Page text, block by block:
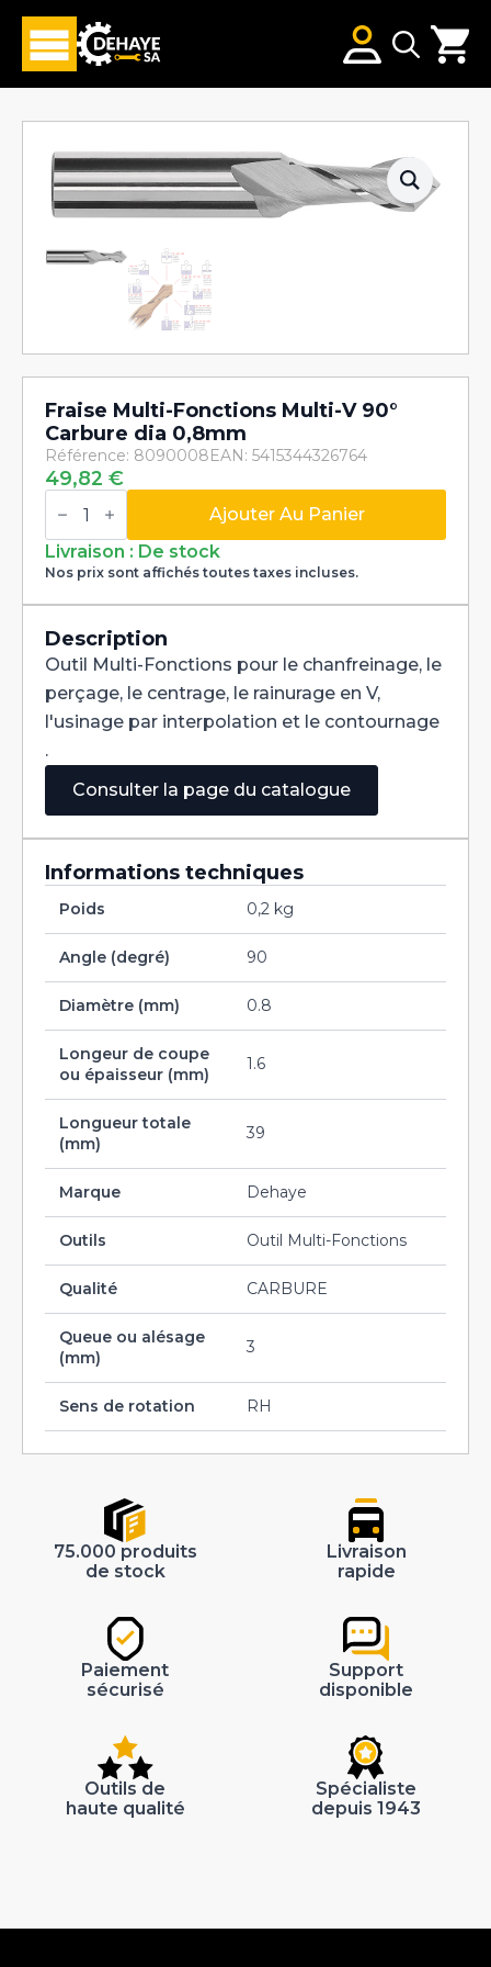
Fraise Multi-Fonctions Multi-V 90°
Carbure dia 0,8mm
Référence: 8090008EAN: 5415344326764
49,82 €
quantité
de
Multi-
Fonctions
Multi-
V
Carbure
dia
0,8mm
Ajouter Au Panier
Livraison : De stock
Nos prix sont affichés toutes taxes incluses.
Description
Outil Multi-Fonctions pour le chanfreinage, le
perçage, le centrage, le rainurage en V,
l'usinage par interpolation et le contournage
.
Consulter la page du catalogue
Informations techniques
Poids 0,2 kg
Angle (degré) 90
Diamètre (mm) 0.8
Longeur de coupe
ou épaisseur (mm)
1.6
Longueur totale
(mm)
39
Marque Dehaye
Outils Outil Multi-Fonctions
Qualité CARBURE
Queue ou alésage
(mm)
3
Sens de rotation RH
75.000 produits
de stock
Livraison
rapide
Paiement
sécurisé
Support
disponible
Outils de
haute qualité
Spécialiste
depuis 1943